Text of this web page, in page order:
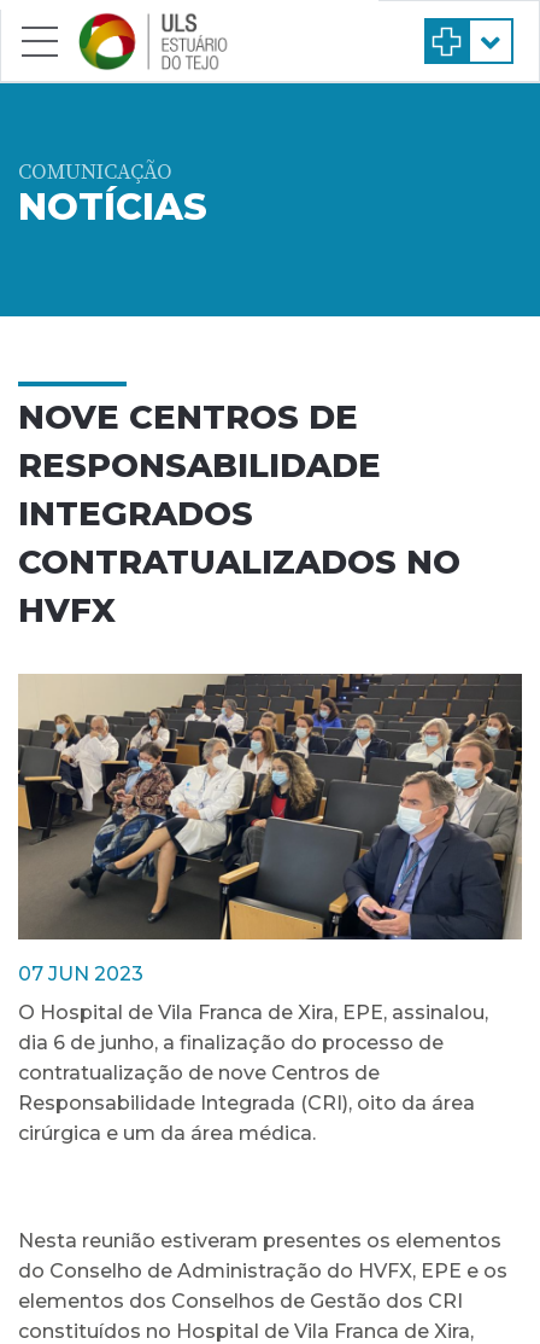
Saltar para conteúdo principal
COMUNICAÇÃO
NOTÍCIAS
NOVE CENTROS DE
RESPONSABILIDADE
INTEGRADOS
CONTRATUALIZADOS NO
HVFX
07 JUN 2023
O Hospital de Vila Franca de Xira, EPE, assinalou,
dia 6 de junho, a finalização do processo de
contratualização de nove Centros de
Responsabilidade Integrada (CRI), oito da área
cirúrgica e um da área médica.
Nesta reunião estiveram presentes os elementos
do Conselho de Administração do HVFX, EPE e os
elementos dos Conselhos de Gestão dos CRI
constituídos no Hospital de Vila Franca de Xira,